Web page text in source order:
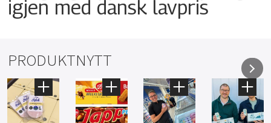
igjen med dansk lavpris
PRODUKTNYTT